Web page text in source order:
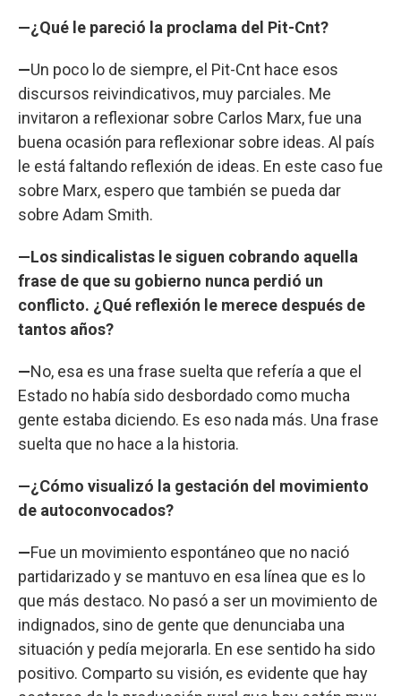
—¿Qué le pareció la proclama del Pit-Cnt?
—Un poco lo de siempre, el Pit-Cnt hace esos
discursos reivindicativos, muy parciales. Me
invitaron a reflexionar sobre Carlos Marx, fue una
buena ocasión para reflexionar sobre ideas. Al país
le está faltando reflexión de ideas. En este caso fue
sobre Marx, espero que también se pueda dar
sobre Adam Smith.
—Los sindicalistas le siguen cobrando aquella
frase de que su gobierno nunca perdió un
conflicto. ¿Qué reflexión le merece después de
tantos años?
—No, esa es una frase suelta que refería a que el
Estado no había sido desbordado como mucha
gente estaba diciendo. Es eso nada más. Una frase
suelta que no hace a la historia.
—¿Cómo visualizó la gestación del movimiento
de autoconvocados?
—Fue un movimiento espontáneo que no nació
partidarizado y se mantuvo en esa línea que es lo
que más destaco. No pasó a ser un movimiento de
indignados, sino de gente que denunciaba una
situación y pedía mejorarla. En ese sentido ha sido
positivo. Comparto su visión, es evidente que hay